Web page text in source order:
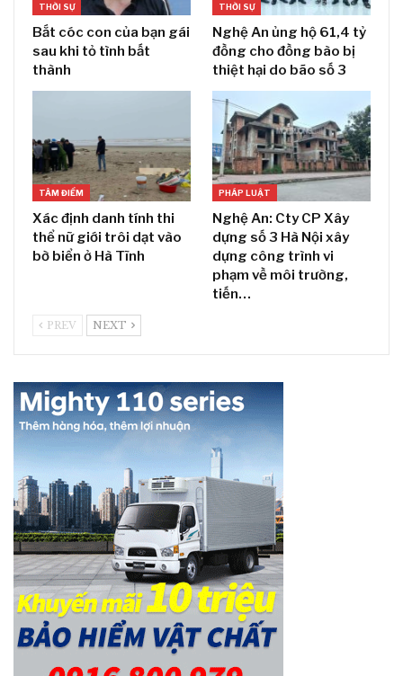
THỜI SỰ
Bắt cóc con của bạn gái
sau khi tỏ tình bất
thành
THỜI SỰ
Nghệ An ủng hộ 61,4 tỷ
đồng cho đồng bào bị
thiệt hại do bão số 3
TÂM ĐIỂM
Xác định danh tính thi
thể nữ giới trôi dạt vào
bờ biển ở Hà Tĩnh
PHÁP LUẬT
Nghệ An: Cty CP Xây
dựng số 3 Hà Nội xây
dựng công trình vi
phạm về môi trường,
tiến…
PREV NEXT